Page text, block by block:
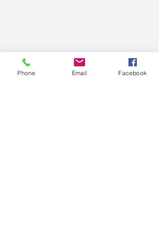
Phone Email Facebook